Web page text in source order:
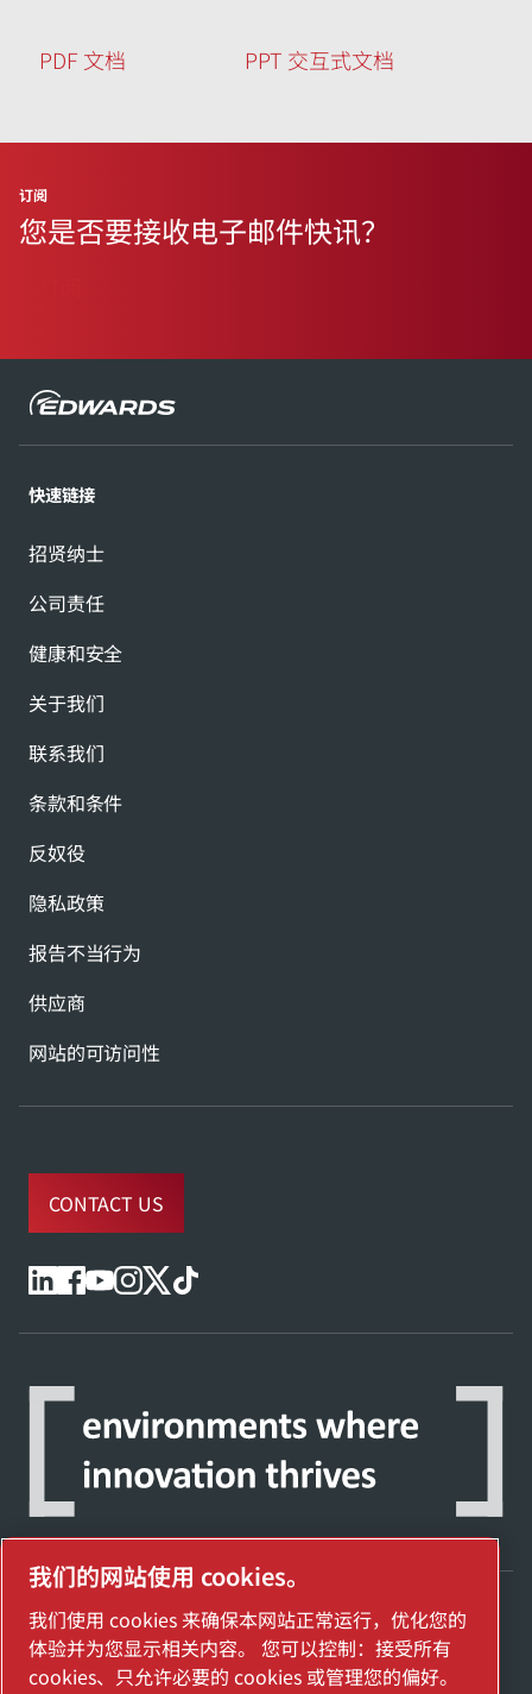
PDF 文档 PPT 交互式文档
订阅
您是否要接收电子邮件快讯？
快速链接
招贤纳士
公司责任
健康和安全
关于我们
联系我们
条款和条件
反奴役
隐私政策
报告不当行为
供应商
网站的可访问性
CONTACT US
探索阿特拉斯·科普柯集团如何利用科技变革
未来。
我们的网站使用 cookies。
我们使用 cookies 来确保本网站正常运行，优化您的
体验并为您显示相关内容。 您可以控制：接受所有
cookies、只允许必要的 cookies 或管理您的偏好。